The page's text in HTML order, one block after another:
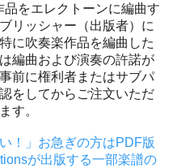
をエレクトーンに編曲す
リッシャー（出版者）に
に吹奏楽作品を編曲した
編曲および演奏の許諾が
前に権利者またはサブパ
をしてからご注文いただ
す。
！」お急ぎの方はPDF版
が出版する一部楽譜の